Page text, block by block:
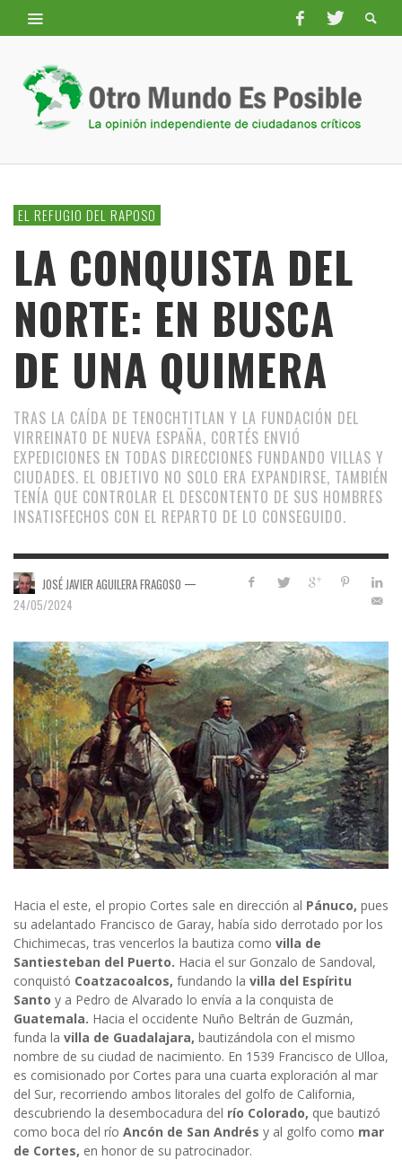
EL REFUGIO DEL RAPOSO
LA CONQUISTA DEL
NORTE: EN BUSCA
DE UNA QUIMERA
TRAS LA CAÍDA DE TENOCHTITLAN Y LA FUNDACIÓN DEL
VIRREINATO DE NUEVA ESPAÑA, CORTÉS ENVIÓ
EXPEDICIONES EN TODAS DIRECCIONES FUNDANDO VILLAS Y
CIUDADES. EL OBJETIVO NO SOLO ERA EXPANDIRSE, TAMBIÉN
TENÍA QUE CONTROLAR EL DESCONTENTO DE SUS HOMBRES
INSATISFECHOS CON EL REPARTO DE LO CONSEGUIDO.
JOSÉ JAVIER AGUILERA FRAGOSO —
24/05/2024
Hacia el este, el propio Cortes sale en dirección al Pánuco, pues
su adelantado Francisco de Garay, había sido derrotado por los
Chichimecas, tras vencerlos la bautiza como villa de
Santiesteban del Puerto. Hacia el sur Gonzalo de Sandoval,
conquistó Coatzacoalcos, fundando la villa del Espíritu
Santo y a Pedro de Alvarado lo envía a la conquista de
Guatemala. Hacia el occidente Nuño Beltrán de Guzmán,
funda la villa de Guadalajara, bautizándola con el mismo
nombre de su ciudad de nacimiento. En 1539 Francisco de Ulloa,
es comisionado por Cortes para una cuarta exploración al mar
del Sur, recorriendo ambos litorales del golfo de California,
descubriendo la desembocadura del río Colorado, que bautizó
como boca del río Ancón de San Andrés y al golfo como mar
de Cortes, en honor de su patrocinador.